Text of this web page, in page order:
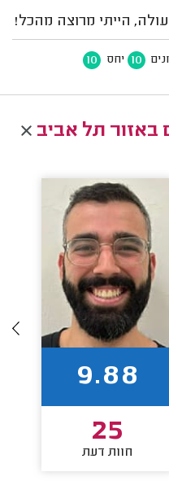
הייתי מרוצה מהכל!
10 יחס 10
באזור תל אביב
9.88
25
חוות דעת